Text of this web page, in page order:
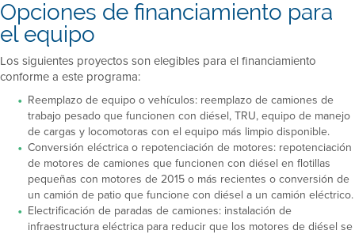
Opciones de financiamiento para
el equipo
Los siguientes proyectos son elegibles para el financiamiento
conforme a este programa:
Reemplazo de equipo o vehículos: reemplazo de camiones de
trabajo pesado que funcionen con diésel, TRU, equipo de manejo
de cargas y locomotoras con el equipo más limpio disponible.
Conversión eléctrica o repotenciación de motores: repotenciación
de motores de camiones que funcionen con diésel en flotillas
pequeñas con motores de 2015 o más recientes o conversión de
un camión de patio que funcione con diésel a un camión eléctrico.
Electrificación de paradas de camiones: instalación de
infraestructura eléctrica para reducir que los motores de diésel se